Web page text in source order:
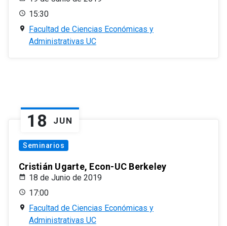
15:30
Facultad de Ciencias Económicas y
Administrativas UC
18 JUN
Seminarios
Cristián Ugarte, Econ-UC Berkeley
18 de Junio de 2019
17:00
Facultad de Ciencias Económicas y
Administrativas UC